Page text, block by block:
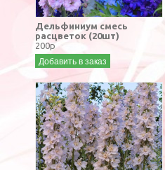
Дельфиниум смесь
расцветок (20шт)
200р
Добавить в заказ